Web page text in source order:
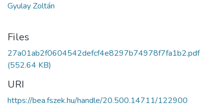
Gyulay Zoltán
Files
27a01ab2f0604542defcf4e8297b74978f7fa1b2.pdf
(552.64 KB)
URI
https://bea.fszek.hu/handle/20.500.14711/122900